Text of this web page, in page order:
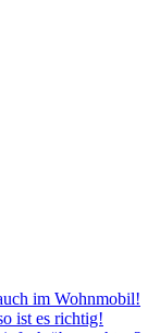
im Wohnmobil!
ist es richtig!